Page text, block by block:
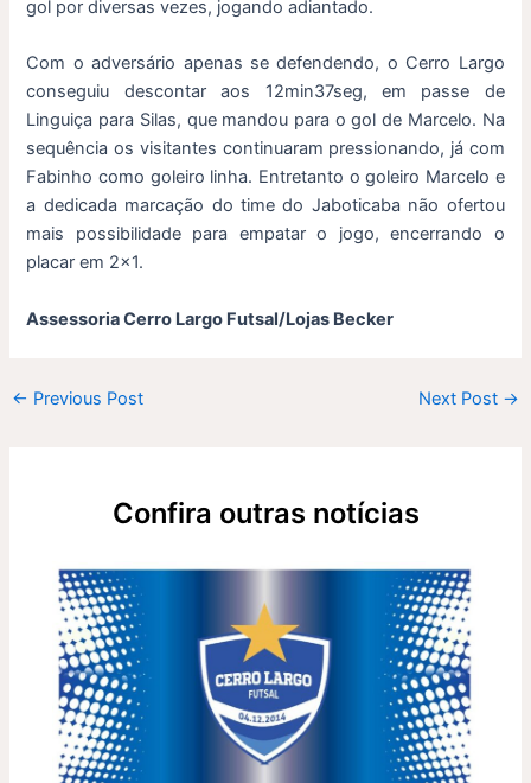
gol por diversas vezes, jogando adiantado.
Com o adversário apenas se defendendo, o Cerro Largo
conseguiu descontar aos 12min37seg, em passe de
Linguiça para Silas, que mandou para o gol de Marcelo. Na
sequência os visitantes continuaram pressionando, já com
Fabinho como goleiro linha. Entretanto o goleiro Marcelo e
a dedicada marcação do time do Jaboticaba não ofertou
mais possibilidade para empatar o jogo, encerrando o
placar em 2×1.
Assessoria Cerro Largo Futsal/Lojas Becker
← Previous Post Next Post →
Confira outras notícias